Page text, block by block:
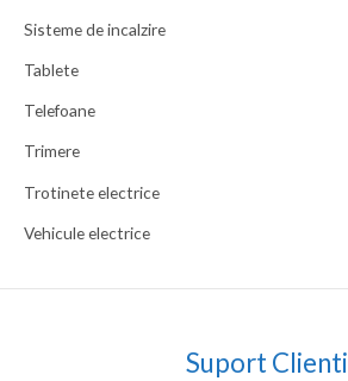
Sisteme de incalzire
Tablete
Telefoane
Trimere
Trotinete electrice
Vehicule electrice
Suport Clienti